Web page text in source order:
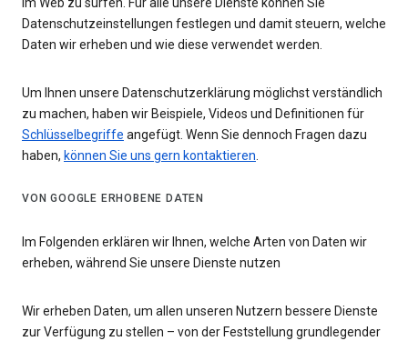
im Web zu surfen. Für alle unsere Dienste können Sie
Datenschutzeinstellungen festlegen und damit steuern, welche
Daten wir erheben und wie diese verwendet werden.
Um Ihnen unsere Datenschutzerklärung möglichst verständlich
zu machen, haben wir Beispiele, Videos und Definitionen für
Schlüsselbegriffe angefügt. Wenn Sie dennoch Fragen dazu
haben, können Sie uns gern kontaktieren.
VON GOOGLE ERHOBENE DATEN
Im Folgenden erklären wir Ihnen, welche Arten von Daten wir
erheben, während Sie unsere Dienste nutzen
Wir erheben Daten, um allen unseren Nutzern bessere Dienste
zur Verfügung zu stellen – von der Feststellung grundlegender